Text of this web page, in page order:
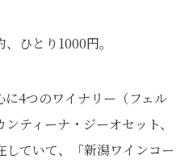
ひとり1000円。
4つのワイナリー（フェル
ティーナ・ジーオセット、
ていて、「新潟ワインコー